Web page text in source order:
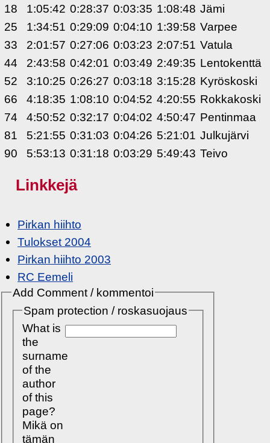
18
1:05:42 0:28:37 0:03:35 1:08:48 Jämi
25
1:34:51 0:29:09 0:04:10 1:39:58 Varpee
33
2:01:57 0:27:06 0:03:23 2:07:51 Vatula
44
2:43:58 0:42:01 0:03:49 2:49:35 Lentokenttä
52
3:10:25 0:26:27 0:03:18 3:15:28 Kyröskoski
66
4:18:35 1:08:10 0:04:52 4:20:55 Rokkakoski
74
4:50:52 0:32:17 0:04:02 4:50:47 Pentinmaa
81
5:21:55 0:31:03 0:04:26 5:21:01 Julkujärvi
90
5:53:13 0:31:18 0:03:29 5:49:43 Teivo
Linkkejä
Pirkan hiihto
Tulokset 2004
Pirkan hiihto 2003
RC Eemeli
Add Comment / kommentoi
Spam protection / roskasuojaus
What is
the
surname
of the
author
of this
page?
Mikä on
tämän